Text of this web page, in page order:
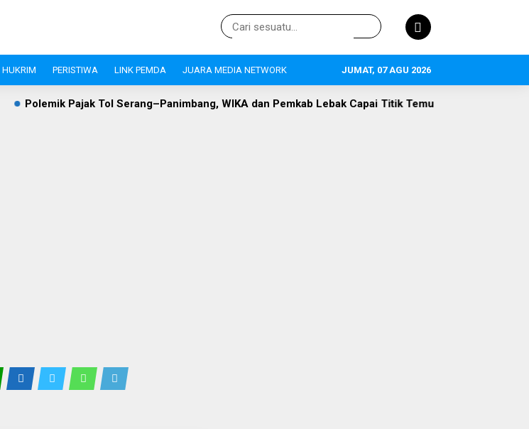
HUKRIM PERISTIWA LINK PEMDA JUARA MEDIA NETWORK JUMAT, 07 AGU 2026
Serang–Panimbang, WIKA dan Pemkab Lebak Capai Titik Temu DLH Lebak Dorong Perluasan